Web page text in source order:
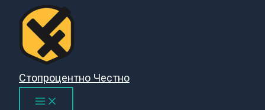
Перейти
содержимому
Стопроцентно Честно